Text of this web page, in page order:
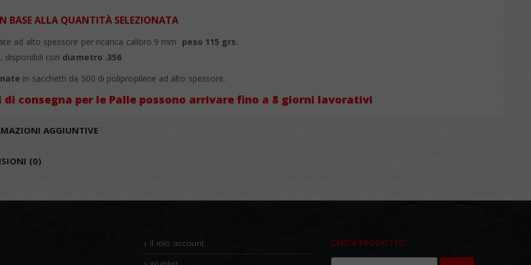
BASE ALLA QUANTITÀ SELEZIONATA
ad alto spessore per ricarica calibro 9 mm peso 115 grs.
disponibili con diametro .356
in sacchetti da 500 di polipropilene ad alto spessore.
di consegna per le Palle possono arrivare fino a 8 giorni lavorativi
agli iscritti alla
Iscriviti ora per ricevere
AGGIUNTIVE
(0)
Il mio account
CERCA PRODOTTO